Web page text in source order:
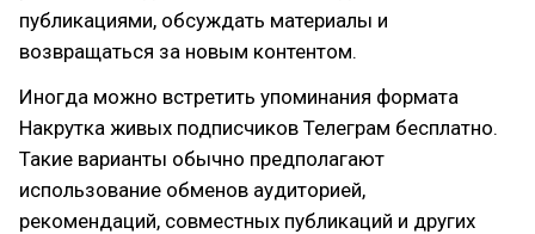
публикациями, обсуждать материалы и
возвращаться за новым контентом.
Иногда можно встретить упоминания формата
Накрутка живых подписчиков Телеграм бесплатно.
Такие варианты обычно предполагают
использование обменов аудиторией,
рекомендаций, совместных публикаций и других